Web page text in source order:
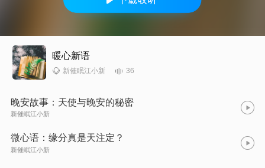
暖心新语
新催眠江小新 36
晚安故事：天使与晚安的秘密
新催眠江小新
微心语：缘分真是天注定？
新催眠江小新